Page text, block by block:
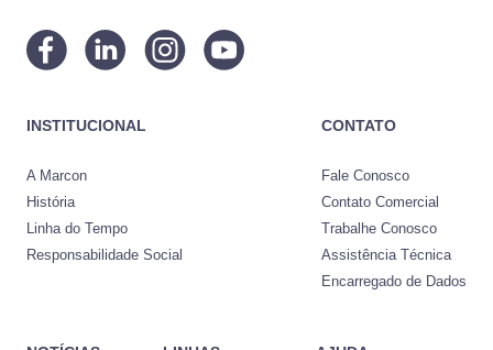
INSTITUCIONAL
A Marcon
História
Linha do Tempo
Responsabilidade Social
CONTATO
Fale Conosco
Contato Comercial
Trabalhe Conosco
Assistência Técnica
Encarregado de Dados